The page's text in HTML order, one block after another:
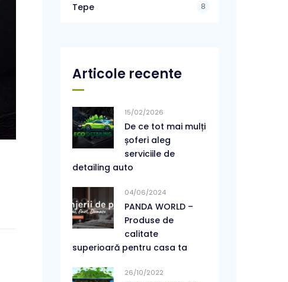
Tepe 8
Articole recente
15/02/2026
De ce tot mai mulți
șoferi aleg
serviciile de
detailing auto
04/06/2024
PANDA WORLD –
Produse de
calitate
superioară pentru casa ta
26/10/2022